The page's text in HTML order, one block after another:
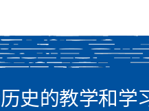
史的教学和学